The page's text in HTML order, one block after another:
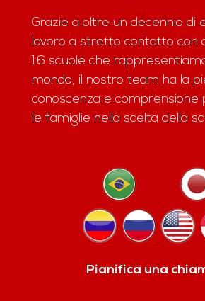
Grazie a oltre un decennio di
lavoro a stretto contatto con
16 scuole che
mondo, il nostro team ha la
conoscenza e comprensione
le famiglie nella scelta della
Pianifica una